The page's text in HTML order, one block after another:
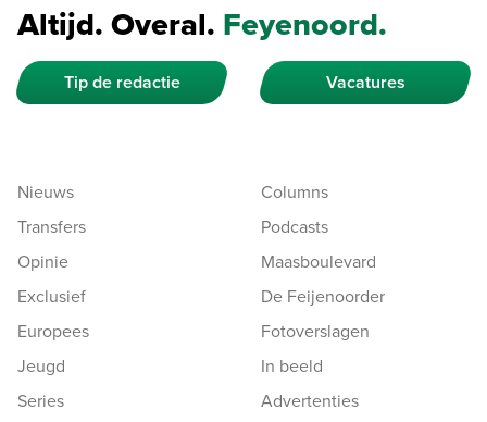
Altijd. Overal. Feyenoord.
Tip de redactie Vacatures
Nieuws
Transfers
Opinie
Exclusief
Europees
Jeugd
Series
Columns
Podcasts
Maasboulevard
De Feijenoorder
Fotoverslagen
In beeld
Advertenties